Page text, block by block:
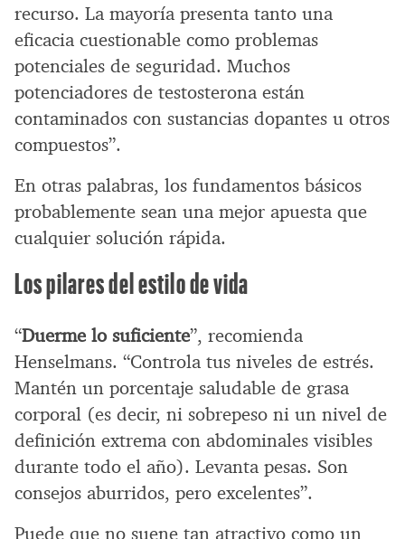
recurso. La mayoría presenta tanto una
eficacia cuestionable como problemas
potenciales de seguridad. Muchos
potenciadores de testosterona están
contaminados con sustancias dopantes u otros
compuestos”.
En otras palabras, los fundamentos básicos
probablemente sean una mejor apuesta que
cualquier solución rápida.
Los pilares del estilo de vida
“Duerme lo suficiente”, recomienda
Henselmans. “Controla tus niveles de estrés.
Mantén un porcentaje saludable de grasa
corporal (es decir, ni sobrepeso ni un nivel de
definición extrema con abdominales visibles
durante todo el año). Levanta pesas. Son
consejos aburridos, pero excelentes”.
Puede que no suene tan atractivo como un